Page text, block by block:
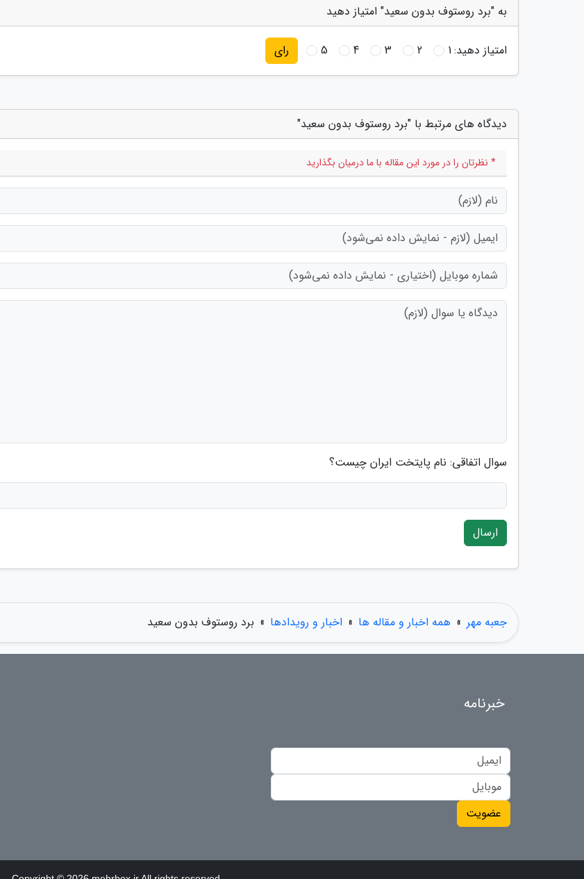
به "برد روستوف بدون سعید" امتیاز دهید
امتیاز دهید:1
2
3
4
5 رای
دیدگاه های مرتبط با "برد روستوف بدون سعید"
* نظرتان را در مورد این مقاله با ما درمیان بگذارید
سوال اتفاقی: نام پایتخت ایران چیست؟
ارسال
جعبه مهر » همه اخبار و مقاله ها » اخبار و رویدادها » برد روستوف بدون سعید
خبرنامه
عضویت